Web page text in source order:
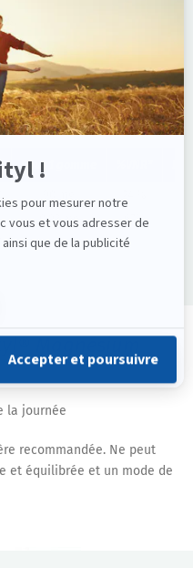
Pour 1 gomme
0,93 mg 67%
Magnésium
la journée
recommandée. Ne peut
et équilibrée et un mode de